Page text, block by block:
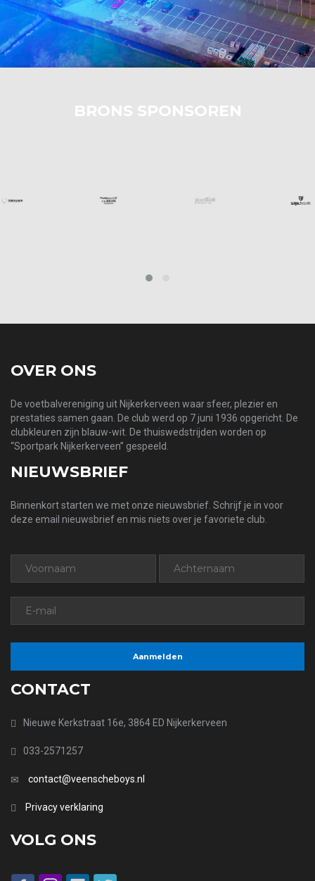
BRONS SPONSOREN
‹
OVER ONS
De voetbalvereniging uit Nijkerkerveen waar sfeer, plezier en
prestaties samen gaan. De club werd op 7 juni 1936 opgericht. De
clubkleuren zijn blauw-wit. De thuiswedstrijden worden op
“Sportpark Nijkerkerveen” gespeeld.
NIEUWSBRIEF
Binnenkort starten we met onze nieuwsbrief. Schrijf je in voor
deze email nieuwsbrief en mis niets over je favoriete club.
CONTACT
Nieuwe Kerkstraat 16e, 3864 ED Nijkerkerveen
033-2571257
contact@veenscheboys.nl
Privacy verklaring
VOLG ONS